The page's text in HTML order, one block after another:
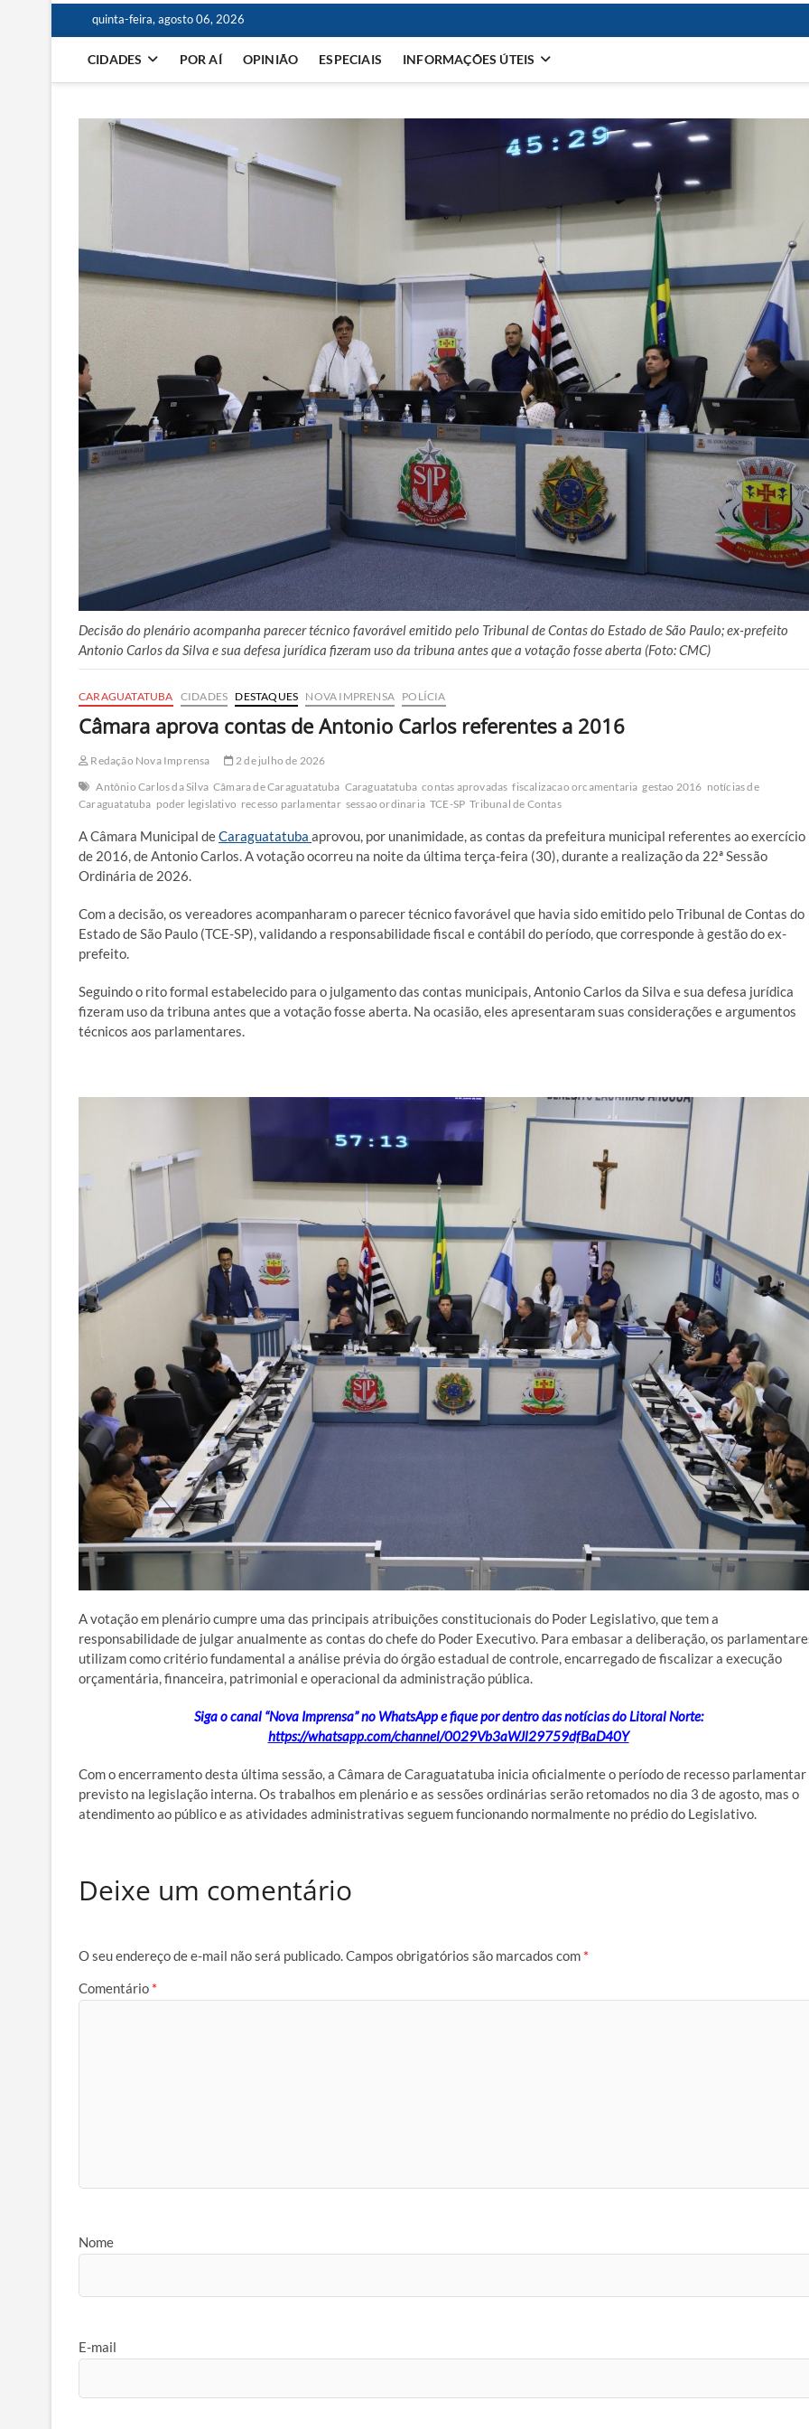
quinta-feira, agosto 06, 2026
CIDADES POR AÍ OPINIÃO ESPECIAIS INFORMAÇÕES ÚTEIS
Decisão do plenário acompanha parecer técnico favorável emitido pelo Tribunal de Contas do Estado de São Paulo; ex-prefeito
Antonio Carlos da Silva e sua defesa jurídica fizeram uso da tribuna antes que a votação fosse aberta (Foto: CMC)
CARAGUATATUBA CIDADES DESTAQUES NOVA IMPRENSA POLÍCIA
Câmara aprova contas de Antonio Carlos referentes a 2016
Redação Nova Imprensa
2 de julho de 2026
Antônio Carlos da Silva Câmara de Caraguatatuba Caraguatatuba contas aprovadas fiscalizacao orcamentaria gestao 2016 notícias de
Caraguatatuba poder legislativo recesso parlamentar sessao ordinaria TCE-SP Tribunal de Contas
A Câmara Municipal deCaraguatatuba aprovou, por unanimidade, as contas da prefeitura municipal referentes ao exercício
de 2016, de Antonio Carlos. A votação ocorreu na noite da última terça-feira (30), durante a realização da 22ª Sessão
Ordinária de 2026.
Com a decisão, os vereadores acompanharam o parecer técnico favorável que havia sido emitido pelo Tribunal de Contas do
Estado de São Paulo (TCE-SP), validando a responsabilidade fiscal e contábil do período, que corresponde à gestão do ex-
prefeito.
Seguindo o rito formal estabelecido para o julgamento das contas municipais, Antonio Carlos da Silva e sua defesa jurídica
fizeram uso da tribuna antes que a votação fosse aberta. Na ocasião, eles apresentaram suas considerações e argumentos
técnicos aos parlamentares.
A votação em plenário cumpre uma das principais atribuições constitucionais do Poder Legislativo, que tem a
responsabilidade de julgar anualmente as contas do chefe do Poder Executivo. Para embasar a deliberação, os
utilizam como critério fundamental a análise prévia do órgão estadual de controle, encarregado de fiscalizar a execução
orçamentária, financeira, patrimonial e operacional da administração pública.
Siga o canal “Nova Imprensa” no WhatsApp e fique por dentro das notícias do Litoral Norte:
https://whatsapp.com/channel/0029Vb3aWJl29759dfBaD40Y
Com o encerramento desta última sessão, a Câmara de Caraguatatuba inicia oficialmente o período de recesso parlamentar
previsto na legislação interna. Os trabalhos em plenário e as sessões ordinárias serão retomados no dia 3 de agosto, mas o
atendimento ao público e as atividades administrativas seguem funcionando normalmente no prédio do Legislativo.
Deixe um comentário
O seu endereço de e-mail não será publicado.Campos obrigatórios são marcados com *
Comentário *
Nome
E-mail